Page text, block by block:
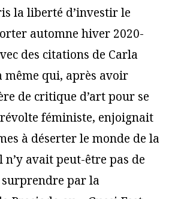
la liberté d’investir le
automne hiver 2020-
des citations de Carla
même qui, après avoir
de critique d’art pour se
féministe, enjoignait
à déserter le monde de la
n’y avait peut-être pas de
par la